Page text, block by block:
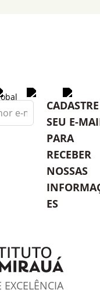
CADASTRE
SEU E-
PARA
RECEBER
NOSSAS
ES